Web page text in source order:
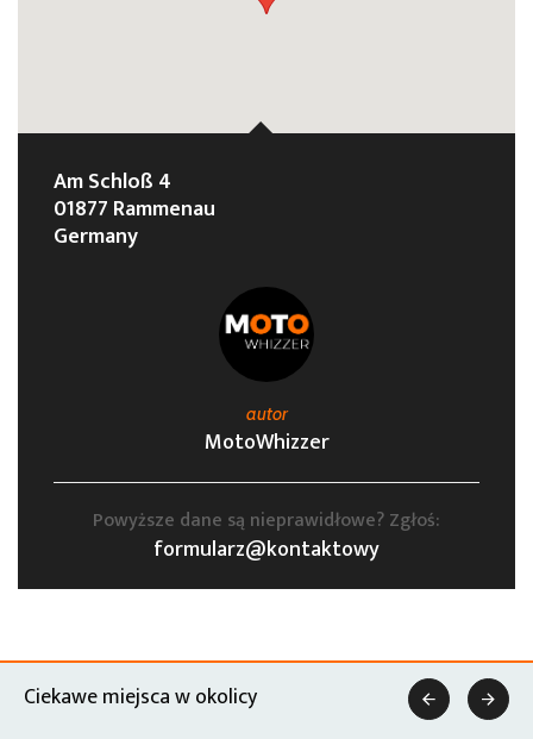
Am Schloß 4
01877 Rammenau
Germany
autor
MotoWhizzer
Powyższe dane są nieprawidłowe? Zgłoś:
formularz@kontaktowy
Ciekawe miejsca w okolicy  